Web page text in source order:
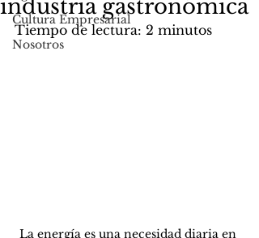
Cultura Empresarial
Nosotros
industria gastronómica
Tiempo de lectura: 2 minutos
La energía es una necesidad diaria en